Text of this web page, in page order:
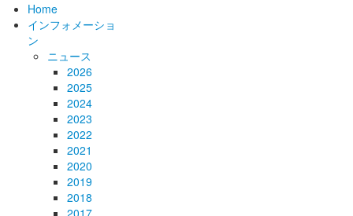
Home
インフォメーショ
ン
ニュース
2026
2025
2024
2023
2022
2021
2020
2019
2018